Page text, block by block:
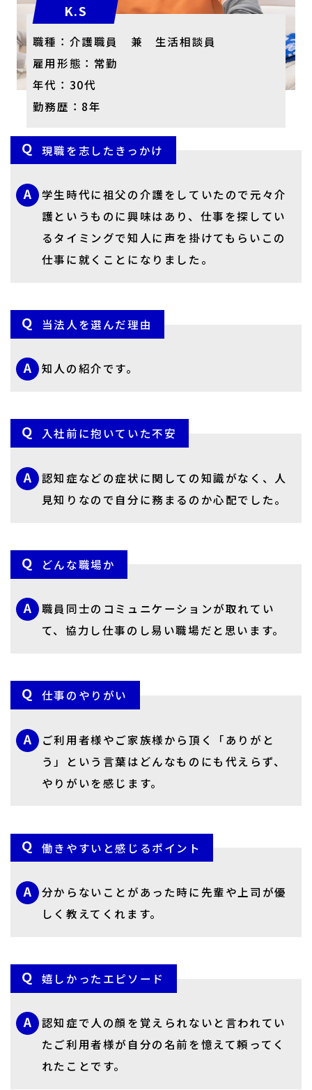
K.S
職種：介護職員 兼 生活相談員
雇用形態：常勤
年代：30代
勤務歴：8年
現職を志したきっかけ
学生時代に祖父の介護をしていたので元々介
護というものに興味はあり、仕事を探してい
るタイミングで知人に声を掛けてもらいこの
仕事に就くことになりました。
当法人を選んだ理由
知人の紹介です。
入社前に抱いていた不安
認知症などの症状に関しての知識がなく、人
見知りなので自分に務まるのか心配でした。
どんな職場か
職員同士のコミュニケーションが取れてい
て、協力し仕事のし易い職場だと思います。
仕事のやりがい
ご利用者様やご家族様から頂く「ありがと
う」という言葉はどんなものにも代えらず、
やりがいを感じます。
働きやすいと感じるポイント
分からないことがあった時に先輩や上司が優
しく教えてくれます。
嬉しかったエピソード
認知症で人の顔を覚えられないと言われてい
たご利用者様が自分の名前を憶えて頼ってく
れたことです。